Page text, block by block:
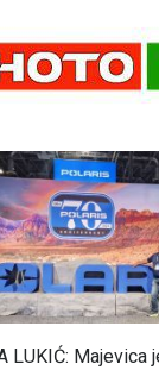
LUKIĆ: Majevica